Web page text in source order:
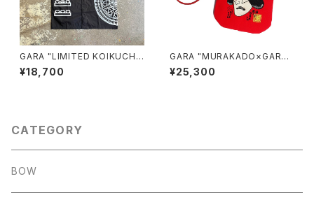
GARA "LIMITED KOIKUCHI
SHIRT for BREAKERS(Z)"(B
LACK×WHITE)
¥18,700
GARA "MURAKADO×GARA
がま口 POUCH"(RED)
¥25,300
CATEGORY
BOW